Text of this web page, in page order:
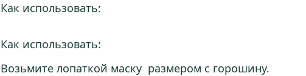
Как использовать:
Как использовать:
Возьмите лопаткой маску размером с горошину.